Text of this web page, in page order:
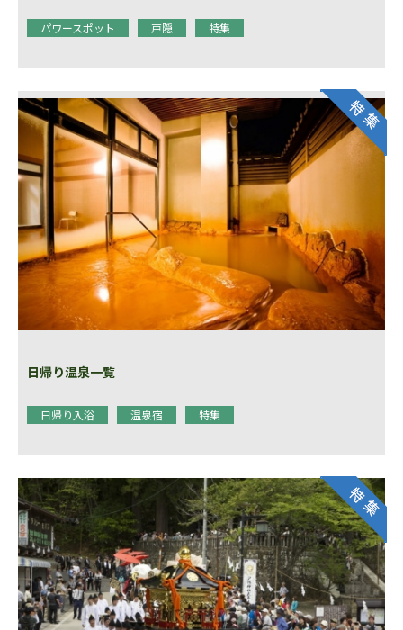
パワースポット 戸隠 特集
日帰り温泉一覧
日帰り入浴 温泉宿 特集